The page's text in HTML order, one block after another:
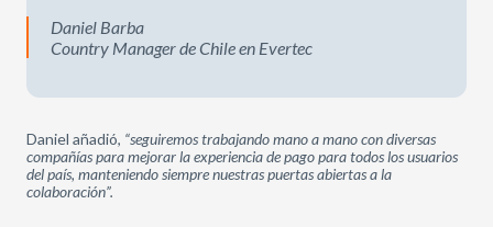
Daniel Barba
Country Manager de Chile en Evertec
Daniel añadió, “seguiremos trabajando mano a mano con diversas
compañías para mejorar la experiencia de pago para todos los usuarios
del país, manteniendo siempre nuestras puertas abiertas a la
colaboración”.